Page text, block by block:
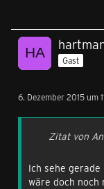
Gast
6. Dezember 2015 um
Zitat von
Ich sehe
wäre doch noch